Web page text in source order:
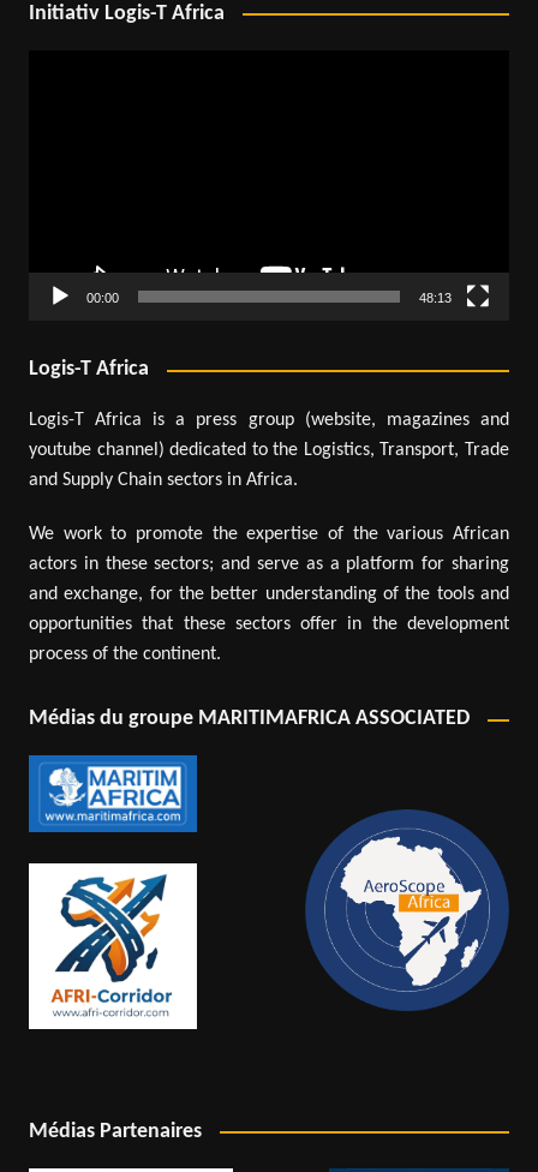
Initiativ Logis-T Africa
00:00 48:13
Logis-T Africa
Logis-T Africa is a press group (website, magazines and
youtube channel) dedicated to the Logistics, Transport, Trade
and Supply Chain sectors in Africa.
We work to promote the expertise of the various African
actors in these sectors; and serve as a platform for sharing
and exchange, for the better understanding of the tools and
opportunities that these sectors offer in the development
process of the continent.
Médias du groupe MARITIMAFRICA ASSOCIATED
Médias Partenaires